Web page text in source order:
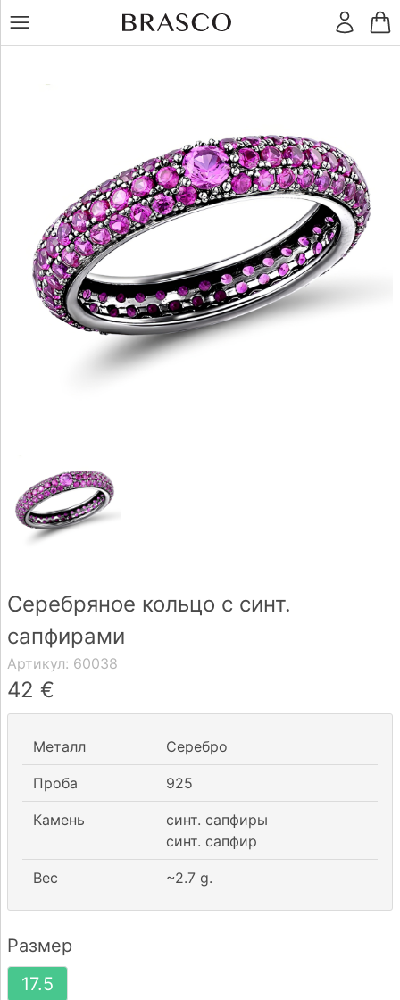
LT
Браслеты
Цепочки
Доставка
Оплата
Вопрос-
Реквизиты
Контакты
604 42021
Серебряное кольцо с синт.
сапфирами
Артикул: 60038
42 €
Металл Серебро
Проба 925
Камень
синт. сапфиры
синт. сапфир
Вес ~2.7 g.
Размер
17.5